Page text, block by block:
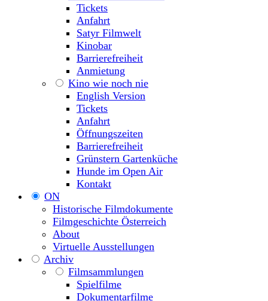
Tickets
Anfahrt
Satyr Filmwelt
Kinobar
Barrierefreiheit
Anmietung
Kino wie noch nie
English Version
Tickets
Anfahrt
Öffnungszeiten
Barrierefreiheit
Grünstern Gartenküche
Hunde im Open Air
Kontakt
ON
Historische Filmdokumente
Filmgeschichte Österreich
About
Virtuelle Ausstellungen
Archiv
Filmsammlungen
Spielfilme
Dokumentarfilme